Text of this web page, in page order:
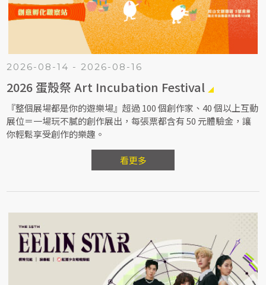
2026-08-14 - 2026-08-16
2026 蛋殼祭 Art Incubation Festival
『整個展場都是你的遊樂場』超過 100 個創作家、40 個以上互動
展位＝一場玩不膩的創作展出，每張票都含有 50 元體驗金，讓
你輕鬆享受創作的樂趣。
看更多